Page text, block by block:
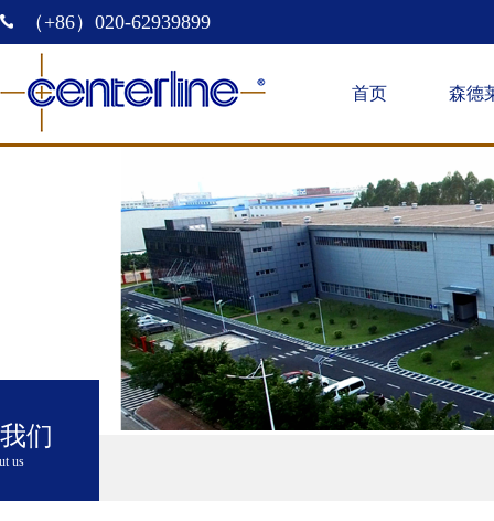
（+86）020-62939899
首页 森德
们
us